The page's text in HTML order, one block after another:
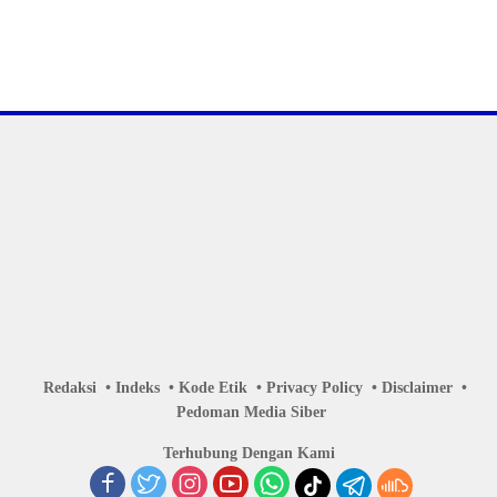
Redaksi Indeks Kode Etik Privacy Policy
Disclaimer
Pedoman Media Siber
Terhubung Dengan Kami